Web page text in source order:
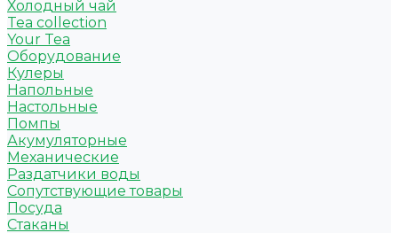
Холодный чай
Tea collection
Your Tea
Оборудование
Кулеры
Напольные
Настольные
Помпы
Акумуляторные
Механические
Раздатчики воды
Сопутствующие товары
Посуда
Стаканы